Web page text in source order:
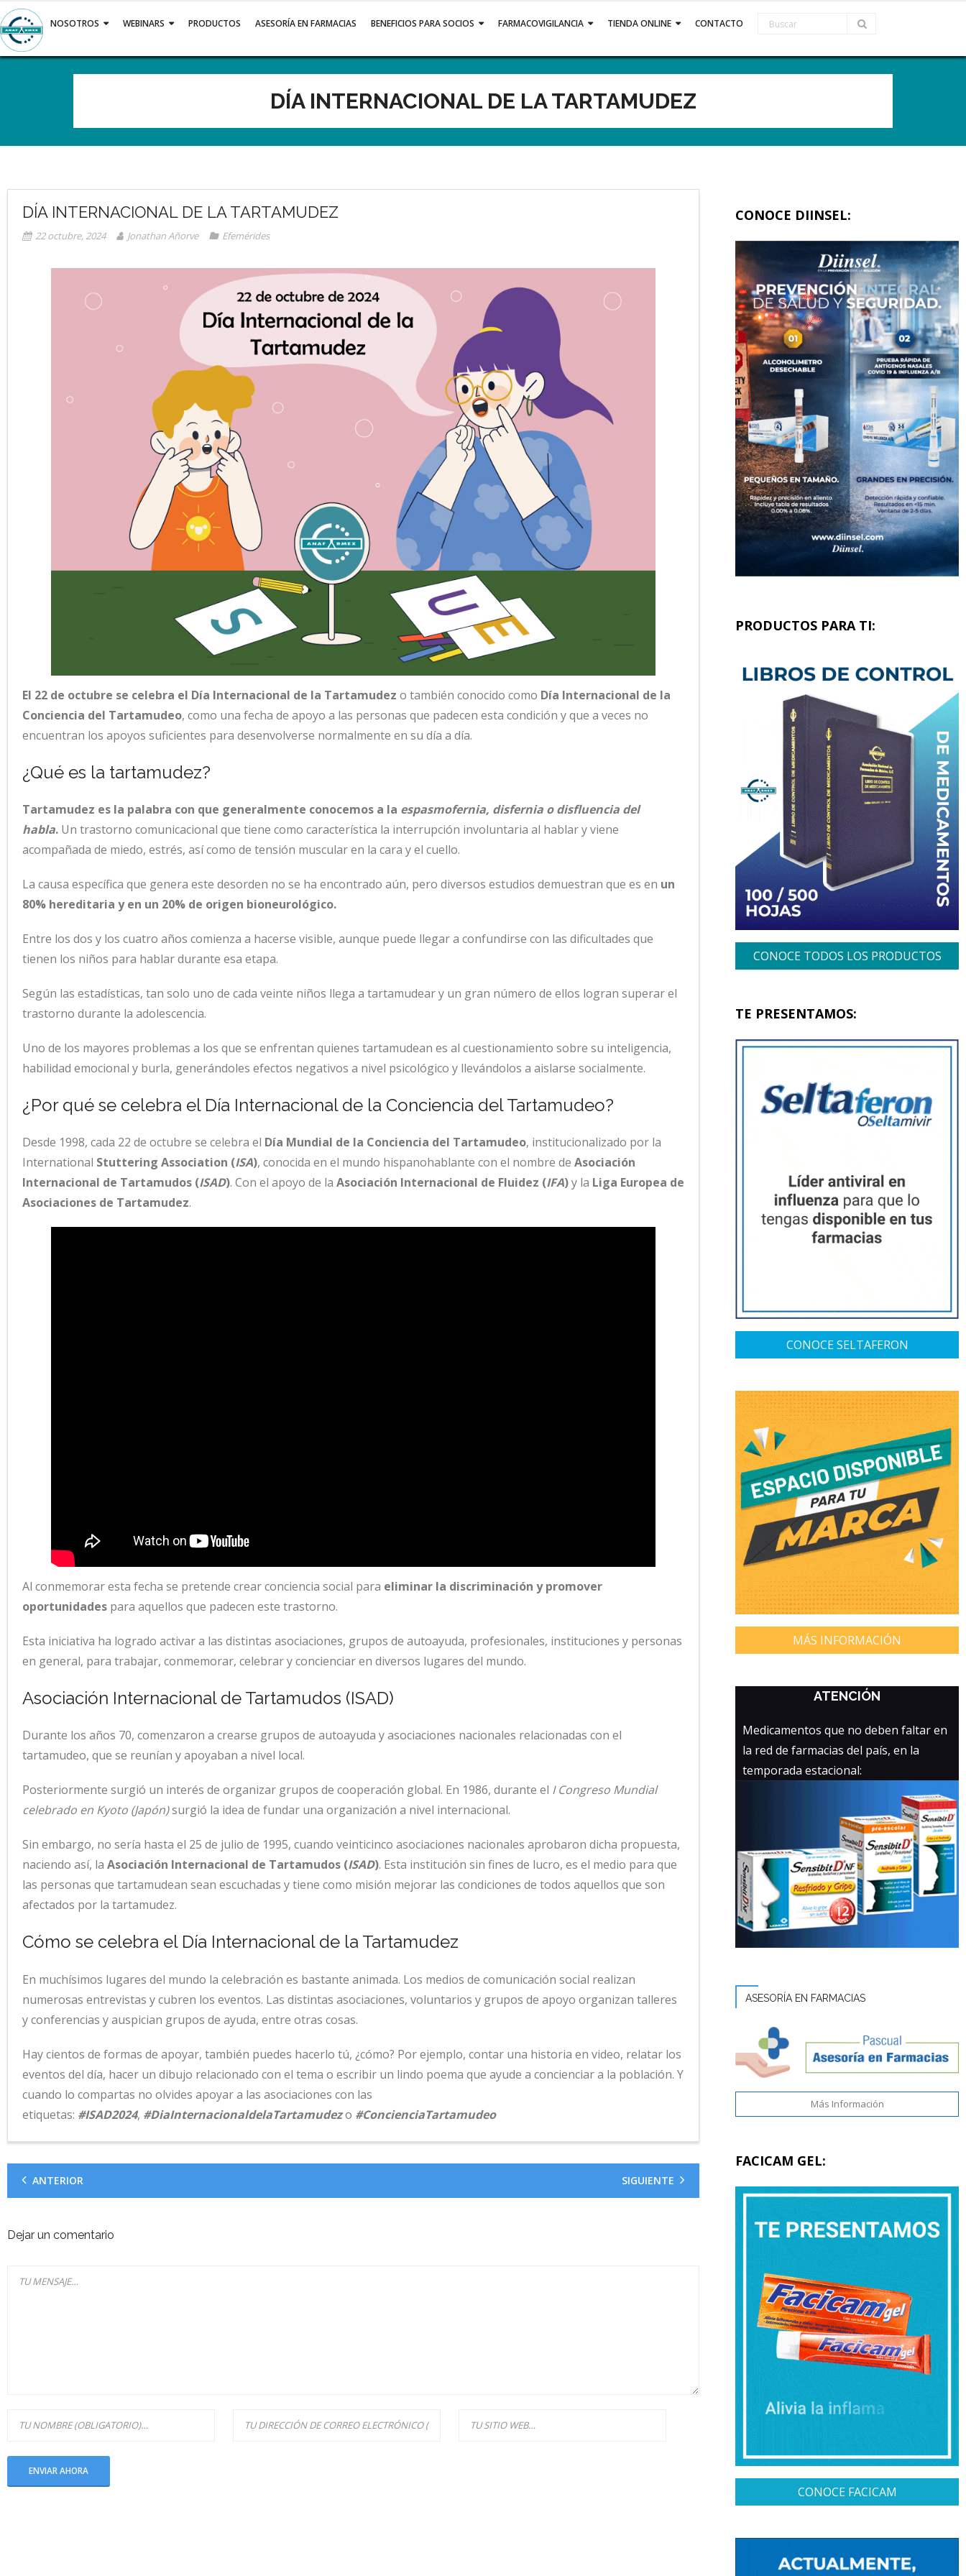
Saltar
al
contenido
NOSOTROS WEBINARS PRODUCTOS ASESORÍA EN FARMACIAS BENEFICIOS PARA SOCIOS FARMACOVIGILANCIA TIENDA ONLINE CONTACTO
DÍA INTERNACIONAL DE LA TARTAMUDEZ
DÍA INTERNACIONAL DE LA TARTAMUDEZ
22 octubre, 2024 Jonathan Añorve Efemérides
El 22 de octubre se celebra el Día Internacional de la Tartamudez o también conocido como Día Internacional de la
Conciencia del Tartamudeo, como una fecha de apoyo a las personas que padecen esta condición y que a veces no
encuentran los apoyos suficientes para desenvolverse normalmente en su día a día.
¿Qué es la tartamudez?
Tartamudez es la palabra con que generalmente conocemos a la espasmofernia, disfernia o disfluencia del
habla. Un trastorno comunicacional que tiene como característica la interrupción involuntaria al hablar y viene
acompañada de miedo, estrés, así como de tensión muscular en la cara y el cuello.
La causa específica que genera este desorden no se ha encontrado aún, pero diversos estudios demuestran que es en un
80% hereditaria y en un 20% de origen bioneurológico.
Entre los dos y los cuatro años comienza a hacerse visible, aunque puede llegar a confundirse con las dificultades que
tienen los niños para hablar durante esa etapa.
Según las estadísticas, tan solo uno de cada veinte niños llega a tartamudear y un gran número de ellos logran superar el
trastorno durante la adolescencia.
Uno de los mayores problemas a los que se enfrentan quienes tartamudean es al cuestionamiento sobre su inteligencia,
habilidad emocional y burla, generándoles efectos negativos a nivel psicológico y llevándolos a aislarse socialmente.
¿Por qué se celebra el Día Internacional de la Conciencia del Tartamudeo?
Desde 1998, cada 22 de octubre se celebra el Día Mundial de la Conciencia del Tartamudeo, institucionalizado por la
International Stuttering Association (ISA), conocida en el mundo hispanohablante con el nombre de Asociación
Internacional de Tartamudos (ISAD). Con el apoyo de la Asociación lnternacional de Fluidez (IFA)y la Liga Europea de
Asociaciones de Tartamudez.
Al conmemorar esta fecha se pretende crear conciencia social para eliminar la discriminación y promover
oportunidades para aquellos que padecen este trastorno.
Esta iniciativa ha logrado activar a las distintas asociaciones, grupos de autoayuda, profesionales, instituciones y personas
en general, para trabajar, conmemorar, celebrar y concienciar en diversos lugares del mundo.
Asociación Internacional de Tartamudos (ISAD)
Durante los años 70, comenzaron a crearse grupos de autoayuda y asociaciones nacionales relacionadas con el
tartamudeo, que se reunían y apoyaban a nivel local.
Posteriormente surgió un interés de organizar grupos de cooperación global. En 1986, durante el I Congreso Mundial
celebrado en Kyoto (Japón)surgió la idea de fundar una organización a nivel internacional.
Sin embargo, no sería hasta el 25 de julio de 1995, cuando veinticinco asociaciones nacionales aprobaron dicha propuesta,
naciendo así, la Asociación Internacional de Tartamudos (ISAD). Esta institución sin fines de lucro, es el medio para que
las personas que tartamudean sean escuchadas y tiene como misión mejorar las condiciones de todos aquellos que son
afectados por la tartamudez.
Cómo se celebra el Día Internacional de la Tartamudez
En muchísimos lugares del mundo la celebración es bastante animada. Los medios de comunicación social realizan
numerosas entrevistas y cubren los eventos. Las distintas asociaciones, voluntarios y grupos de apoyo organizan talleres
y conferencias y auspician grupos de ayuda, entre otras cosas.
Hay cientos de formas de apoyar, también puedes hacerlo tú, ¿cómo? Por ejemplo, contar una historia en video, relatar los
eventos del día, hacer un dibujo relacionado con el tema o escribir un lindo poema que ayude a concienciar a la población. Y
cuando lo compartas no olvides apoyar a las asociaciones con las
etiquetas: #ISAD2024, #DiaInternacionaldelaTartamudezo #ConcienciaTartamudeo
ANTERIOR SIGUIENTE
Dejar un comentario
CONOCE DIINSEL:
PRODUCTOS PARA TI:
CONOCE TODOS LOS PRODUCTOS
TE PRESENTAMOS:
CONOCE SELTAFERON
MÁS INFORMACIÓN
ATENCIÓN
Medicamentos que no deben faltar en
la red de farmacias del país, en la
temporada estacional:
ASESORÍA EN FARMACIAS
Más Información
FACICAM GEL:
CONOCE FACICAM